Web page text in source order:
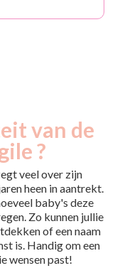
van de
?
veel over zijn
heen in aantrekt.
baby's deze
Zo kunnen jullie
of een naam
is. Handig om een
wensen past!